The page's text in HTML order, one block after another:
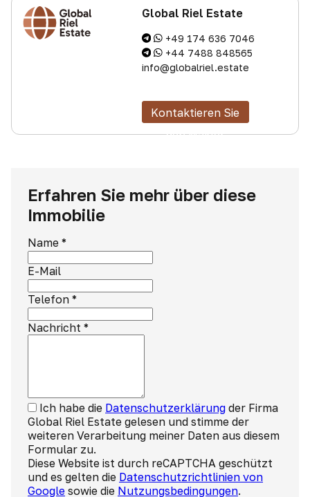
Global Riel Estate
+49 174 636 7046
+44 7488 848565
info@globalriel.estate
Kontaktieren Sie
den Makler
Erfahren Sie mehr über diese
Immobilie
Name *
E-Mail
Telefon *
Nachricht *
Ich habe die Datenschutzerklärung der Firma
Global Riel Estate gelesen und stimme der
weiteren Verarbeitung meiner Daten aus diesem
Formular zu.
Diese Website ist durch reCAPTCHA geschützt
und es gelten die Datenschutzrichtlinien von
Google sowie die Nutzungsbedingungen.